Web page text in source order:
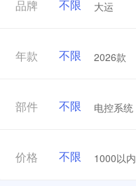
品牌 不限 大运
年款 不限 2026款
部件 不限 电控系统
价格 不限 1000以内